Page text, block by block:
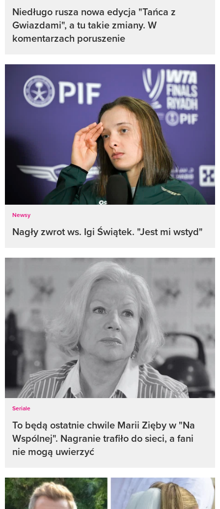
Niedługo rusza nowa edycja "Tańca z
Gwiazdami", a tu takie zmiany. W
komentarzach poruszenie
Newsy
Nagły zwrot ws. Igi Świątek. "Jest mi wstyd"
Seriale
To będą ostatnie chwile Marii Zięby w "Na
Wspólnej". Nagranie trafiło do sieci, a fani
nie mogą uwierzyć